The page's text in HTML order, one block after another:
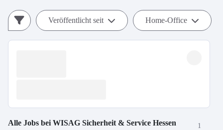
Veröffentlicht seit Home-Office
Alle Jobs bei WISAG Sicherheit & Service Hessen
1